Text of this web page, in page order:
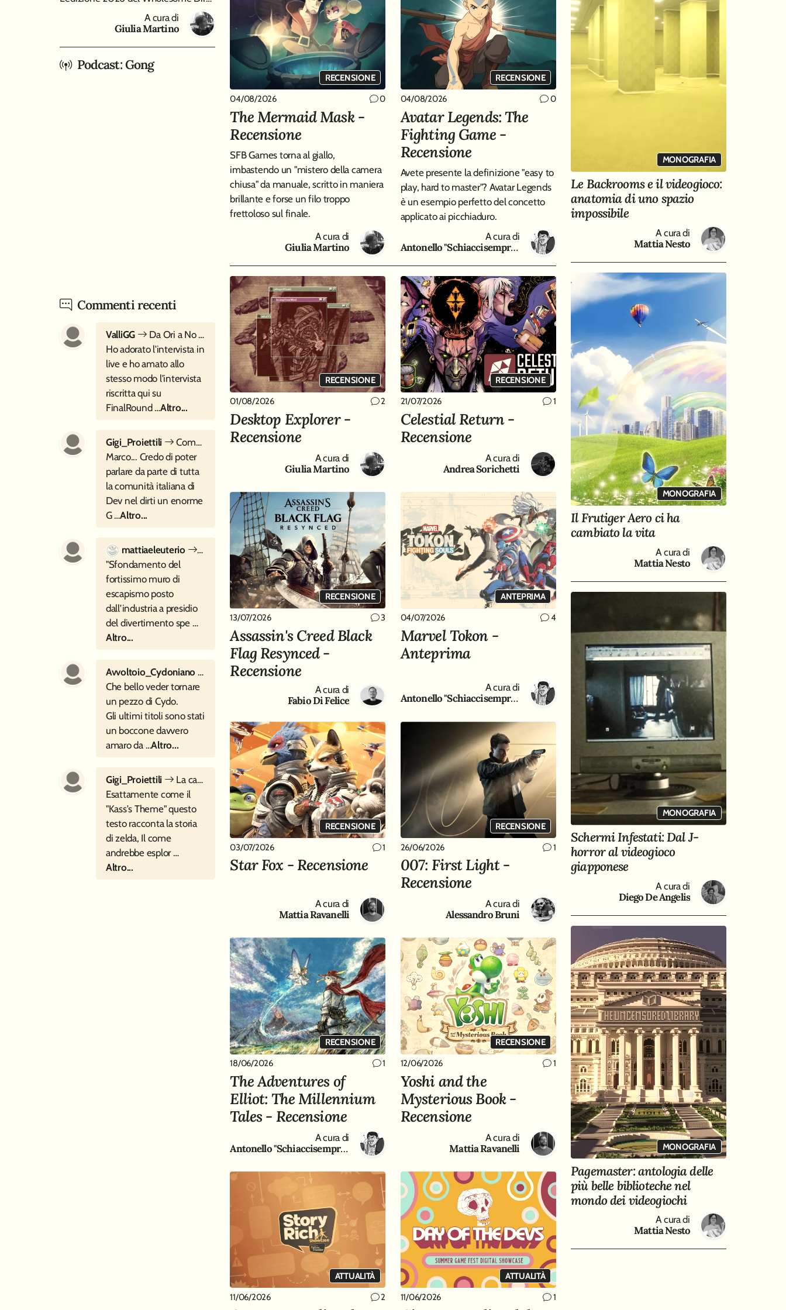
A cura di
Giulia Martino
Podcast: Gong
Commenti recenti
ValliGG
Da Ori a No Rest for the Wicked - Intervista a Moon Studios
Ho adorato l'intervista in
live e ho amato allo
stesso modo l'intervista
riscritta qui su
FinalRound …Altro...
Gigi_Proiettili
Come si inventa Cocoon? - Intervista a Geometric Interactive
Marco... Credo di poter
parlare da parte di tutta
la comunità italiana di
Dev nel dirti un enorme
G …Altro...
mattiaeleuterio
Sette cartoline dai Day of the Devs 2023
"Sfondamento del
fortissimo muro di
escapismo posto
dall’industria a presidio
del divertimento spe …
Altro...
Avvoltoio_Cydoniano
La Caduta di Game Freak
Che bello veder tornare
un pezzo di Cydo.
Gli ultimi titoli sono stati
un boccone davvero
amaro da …Altro...
Gigi_Proiettili
La canzone perfetta
Esattamente come il
"Kass's Theme" questo
testo racconta la storia
di zelda, Il come
andrebbe esplor …
Altro...
RECENSIONE
04/08/2026 0
The Mermaid Mask -
Recensione
SFB Games torna al giallo,
imbastendo un "mistero della camera
chiusa" da manuale, scritto in maniera
brillante e forse un filo troppo
frettoloso sul finale.
A cura di
Giulia Martino
RECENSIONE
04/08/2026 0
Avatar Legends: The
Fighting Game -
Recensione
Avete presente la definizione "easy to
play, hard to master"? Avatar Legends
è un esempio perfetto del concetto
applicato ai picchiaduro.
A cura di
Antonello "Schiaccisempre " Gaeta
RECENSIONE
01/08/2026 2
Desktop Explorer -
Recensione
A cura di
Giulia Martino
RECENSIONE
21/07/2026 1
Celestial Return -
Recensione
A cura di
Andrea Sorichetti
RECENSIONE
13/07/2026 3
Assassin's Creed Black
Flag Resynced -
Recensione
A cura di
Fabio Di Felice
ANTEPRIMA
04/07/2026 4
Marvel Tokon -
Anteprima
A cura di
Antonello "Schiaccisempre " Gaeta
RECENSIONE
03/07/2026 1
Star Fox - Recensione
A cura di
Mattia Ravanelli
RECENSIONE
26/06/2026 1
007: First Light -
Recensione
A cura di
Alessandro Bruni
RECENSIONE
18/06/2026 1
The Adventures of
Elliot: The Millennium
Tales - Recensione
A cura di
Antonello "Schiaccisempre " Gaeta
RECENSIONE
12/06/2026 1
Yoshi and the
Mysterious Book -
Recensione
A cura di
Mattia Ravanelli
ATTUALITÀ
11/06/2026 2
ATTUALITÀ
11/06/2026 1
MONOGRAFIA
Le Backrooms e il videogioco:
anatomia di uno spazio
impossibile
A cura di
Mattia Nesto
MONOGRAFIA
Il Frutiger Aero ci ha
cambiato la vita
A cura di
Mattia Nesto
MONOGRAFIA
Schermi Infestati: Dal J-
horror al videogioco
giapponese
A cura di
Diego De Angelis
MONOGRAFIA
Pagemaster: antologia delle
più belle biblioteche nel
mondo dei videogiochi
A cura di
Mattia Nesto